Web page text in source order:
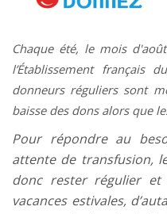
Chaque été, le mois
l’Établissement français
donneurs réguliers sont
baisse des dons alors que
Pour répondre au
attente de transfusion,
donc rester régulier
vacances estivales,